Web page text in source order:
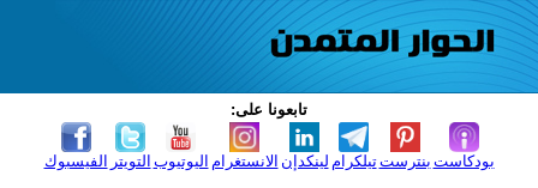
تابعونا على:
الفيسبوك التويتر اليوتيوب الانستغرام لينكدإن تيلكرامبنترست بودكاست